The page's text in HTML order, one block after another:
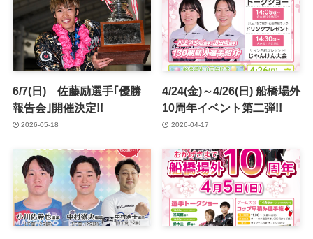
6/7(日) 佐藤励選手｢優勝
報告会｣開催決定!!
2026-05-18
4/24(金)～4/26(日) 船橋場外
10周年イベント第二弾!!
2026-04-17